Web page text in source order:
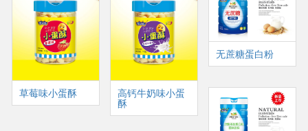
草莓味小蛋酥 高钙牛奶味小蛋
酥
无蔗糖蛋白粉